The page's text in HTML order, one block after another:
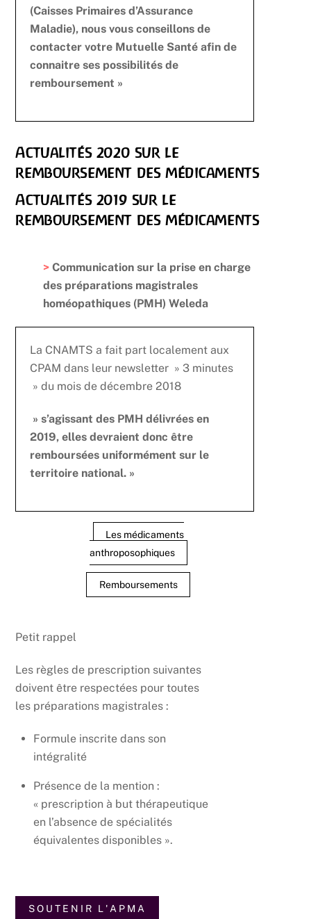
(Caisses Primaires d’Assurance
Maladie), nous vous conseillons de
contacter votre Mutuelle Santé afin de
connaitre ses possibilités de
remboursement »
Actualités 2020 sur le
remboursement des médicaments
Actualités 2019 sur le
remboursement des médicaments
> Communication sur la prise en charge
des préparations magistrales
homéopathiques (PMH) Weleda
La CNAMTS a fait part localement aux
CPAM dans leur newsletter » 3 minutes
» du mois de décembre 2018
» s’agissant des PMH délivrées en
2019, elles devraient donc être
remboursées uniformément sur le
territoire national. »
Les médicaments
anthroposophiques
Remboursements
Petit rappel
Les règles de prescription suivantes
doivent être respectées pour toutes
les préparations magistrales :
Formule inscrite dans son
intégralité
Présence de la mention :
« prescription à but thérapeutique
en l’absence de spécialités
équivalentes disponibles ».
SOUTENIR L'APMA